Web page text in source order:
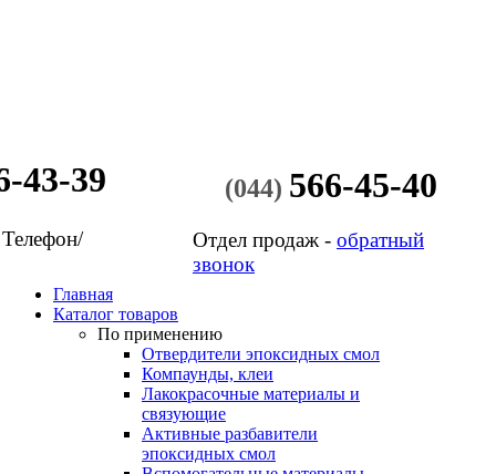
43-39 (044) 566-45-40
Отдел продаж - обратный
звонок
Главная
Каталог товаров
По применению
Отвердители эпоксидных смол
Компаунды, клеи
Лакокрасочные материалы и
связующие
Активные разбавители
эпоксидных смол